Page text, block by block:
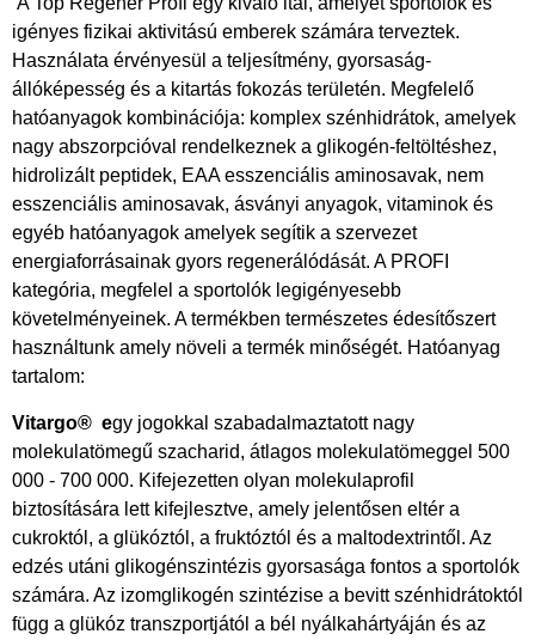
igényes fizikai aktivitású emberek számára terveztek.
Használata érvényesül a teljesítmény, gyorsaság-
állóképesség és a kitartás fokozás területén. Megfelelő
hatóanyagok kombinációja: komplex szénhidrátok, amelyek
nagy abszorpcióval rendelkeznek a glikogén-feltöltéshez,
hidrolizált peptidek, EAA esszenciális aminosavak, nem
esszenciális aminosavak, ásványi anyagok, vitaminok és
egyéb hatóanyagok amelyek segítik a szervezet
energiaforrásainak gyors regenerálódását. A PROFI
kategória, megfelel a sportolók legigényesebb
követelményeinek. A termékben természetes édesítőszert
használtunk amely növeli a termék minőségét. Hatóanyag
tartalom:
Vitargo® egy jogokkal szabadalmaztatott nagy
molekulatömegű szacharid, átlagos molekulatömeggel 500
000 - 700 000. Kifejezetten olyan molekulaprofil
biztosítására lett kifejlesztve, amely jelentősen eltér a
cukroktól, a glükóztól, a fruktóztól és a maltodextrintől. Az
edzés utáni glikogénszintézis gyorsasága fontos a sportolók
számára. Az izomglikogén szintézise a bevitt szénhidrátoktól
függ a glükóz transzportjától a bél nyálkahártyáján és az